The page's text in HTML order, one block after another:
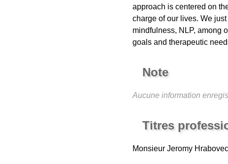
approach is centered on
charge of our lives. We
mindfulness, NLP, among
goals and therapeutic
Note
Aucune information
Titres
Monsieur Jeromy